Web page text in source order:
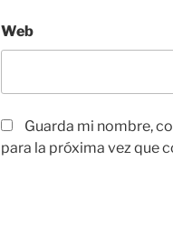
Web
Guarda mi nombre,
para la próxima vez que